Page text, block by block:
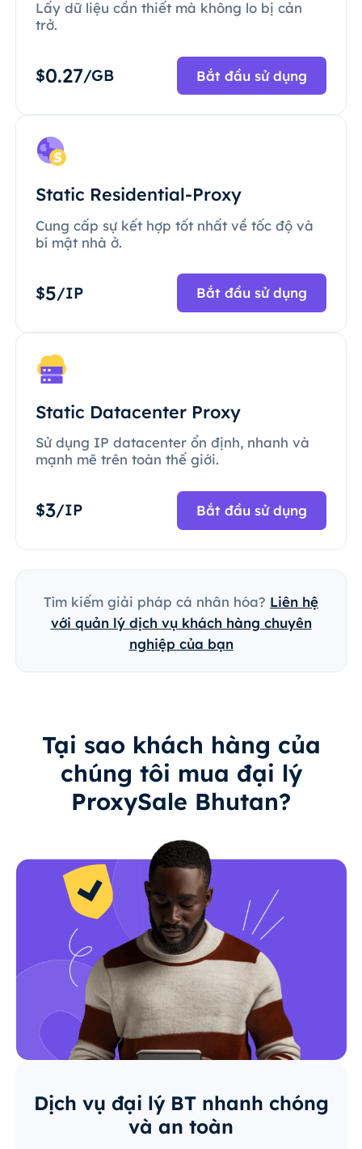
Lấy dữ liệu cần thiết mà không lo bị cản
trở.
$0.27/GB Bắt đầu sử dụng
Static Residential-Proxy
Cung cấp sự kết hợp tốt nhất về tốc độ và
bí mật nhà ở.
$5/IP Bắt đầu sử dụng
Static Datacenter Proxy
Sử dụng IP datacenter ổn định, nhanh và
mạnh mẽ trên toàn thế giới.
$3/IP Bắt đầu sử dụng
Tìm kiếm giải pháp cá nhân hóa? Liên hệ
với quản lý dịch vụ khách hàng chuyên
nghiệp của bạn
Tại sao khách hàng của
chúng tôi mua đại lý
ProxySale Bhutan?
Dịch vụ đại lý BT nhanh chóng
và an toàn